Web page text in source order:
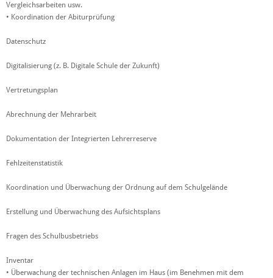
Vergleichsarbeiten usw.
• Koordination der Abiturprüfung
Datenschutz
Digitalisierung (z. B. Digitale Schule der Zukunft)
Vertretungsplan
Abrechnung der Mehrarbeit
Dokumentation der Integrierten Lehrerreserve
Fehlzeitenstatistik
Koordination und Überwachung der Ordnung auf dem Schulgelände
Erstellung und Überwachung des Aufsichtsplans
Fragen des Schulbusbetriebs
Inventar
• Überwachung der technischen Anlagen im Haus (im Benehmen mit dem